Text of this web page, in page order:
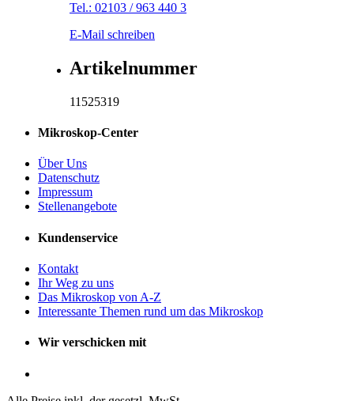
Tel.: 02103 / 963 440 3
E-Mail schreiben
Artikelnummer
11525319
Mikroskop-Center
Über Uns
Datenschutz
Impressum
Stellenangebote
Kundenservice
Kontakt
Ihr Weg zu uns
Das Mikroskop von A-Z
Interessante Themen rund um das Mikroskop
Wir verschicken mit